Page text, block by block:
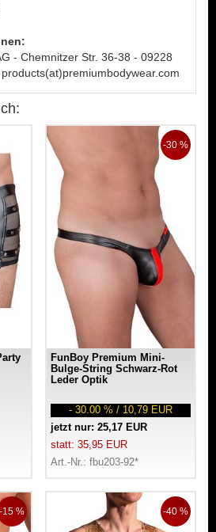
- Chemnitzer Str. 36-38 - 09228
-30 %
FunBoy Premium Mini-
Bulge-String Schwarz-Rot
Leder Optik
- 30.00 % / 10,79 EUR
jetzt nur: 25,17 EUR
statt: 35,95 EUR
Art.-Nr.: fbu203-92*
-15 % -40 %